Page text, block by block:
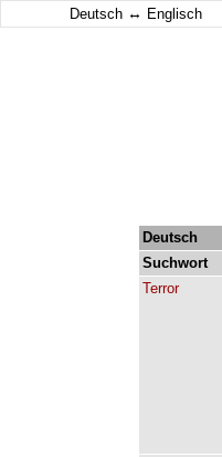
Deutsch ↔ Englisch
Deutsch
Suchwort
Terror